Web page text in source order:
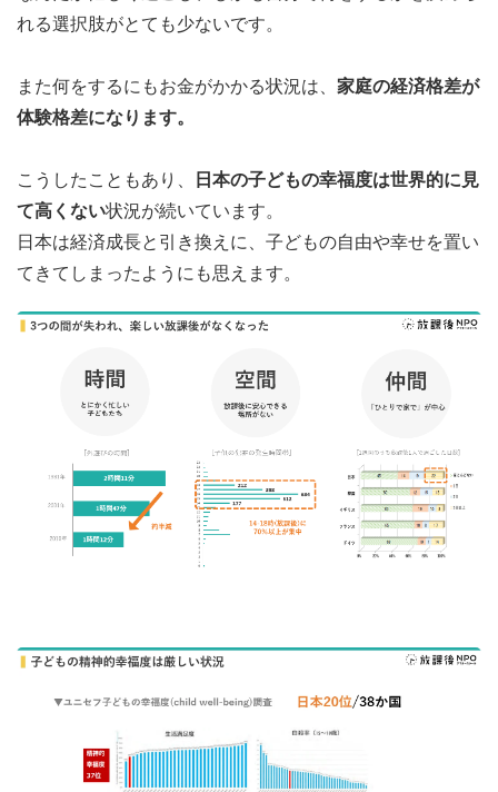
れる選択肢がとても少ないです。
また何をするにもお金がかかる状況は、 家庭の経済格差が
体験格差になります。
こうしたこともあり、
日本の子どもの幸福度は世界的に見
て高くない状況が続いています。
日本は経済成長と引き換えに、子どもの自由や幸せを置い
てきてしまったようにも思えます。